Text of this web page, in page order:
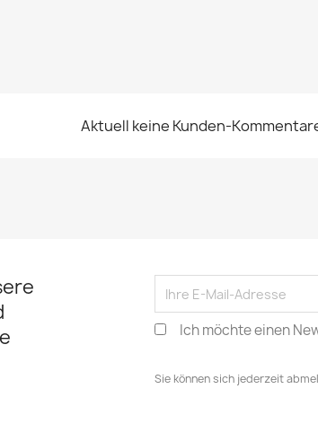
Aktuell keine Kunden-
Ich möchte einen
Sie können sich jederzeit